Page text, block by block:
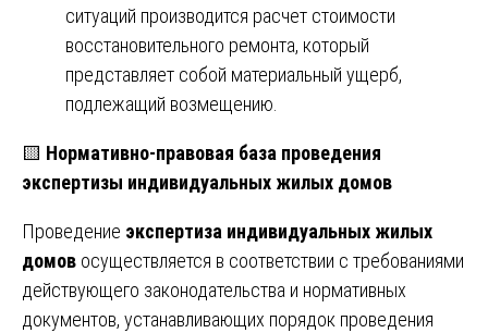
ситуаций производится расчет стоимости
восстановительного ремонта, который
представляет собой материальный ущерб,
подлежащий возмещению.
🟨 Нормативно-правовая база проведения
экспертизы индивидуальных жилых домов
Проведение экспертиза индивидуальных жилых
домов осуществляется в соответствии с требованиями
действующего законодательства и нормативных
документов, устанавливающих порядок проведения